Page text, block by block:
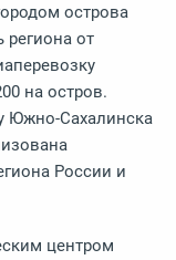
острова
региона от
на остров.
Южно-Сахалинска
России и
центром